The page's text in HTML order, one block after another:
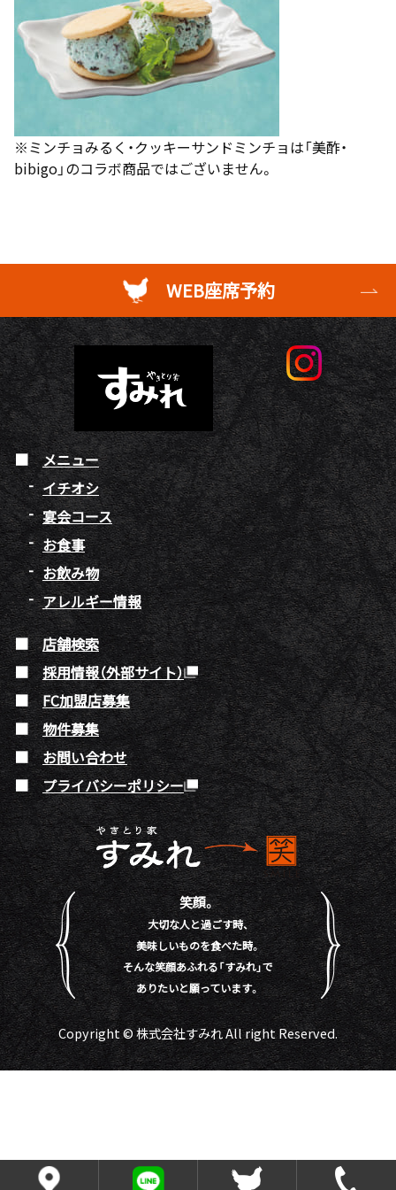
※ミンチョみるく・クッキーサンドミンチョは「美酢・
bibigo」のコラボ商品ではございません。
WEB座席予約
メニュー
イチオシ
宴会コース
お食事
お飲み物
アレルギー情報
店舗検索
採用情報（外部サイト）
FC加盟店募集
物件募集
お問い合わせ
プライバシーポリシー
笑顔。
大切な人と過ごす時、
美味しいものを食べた時。
そんな笑顔あふれる「すみれ」で
ありたいと願っています。
Copyright © 株式会社すみれ All right Reserved.